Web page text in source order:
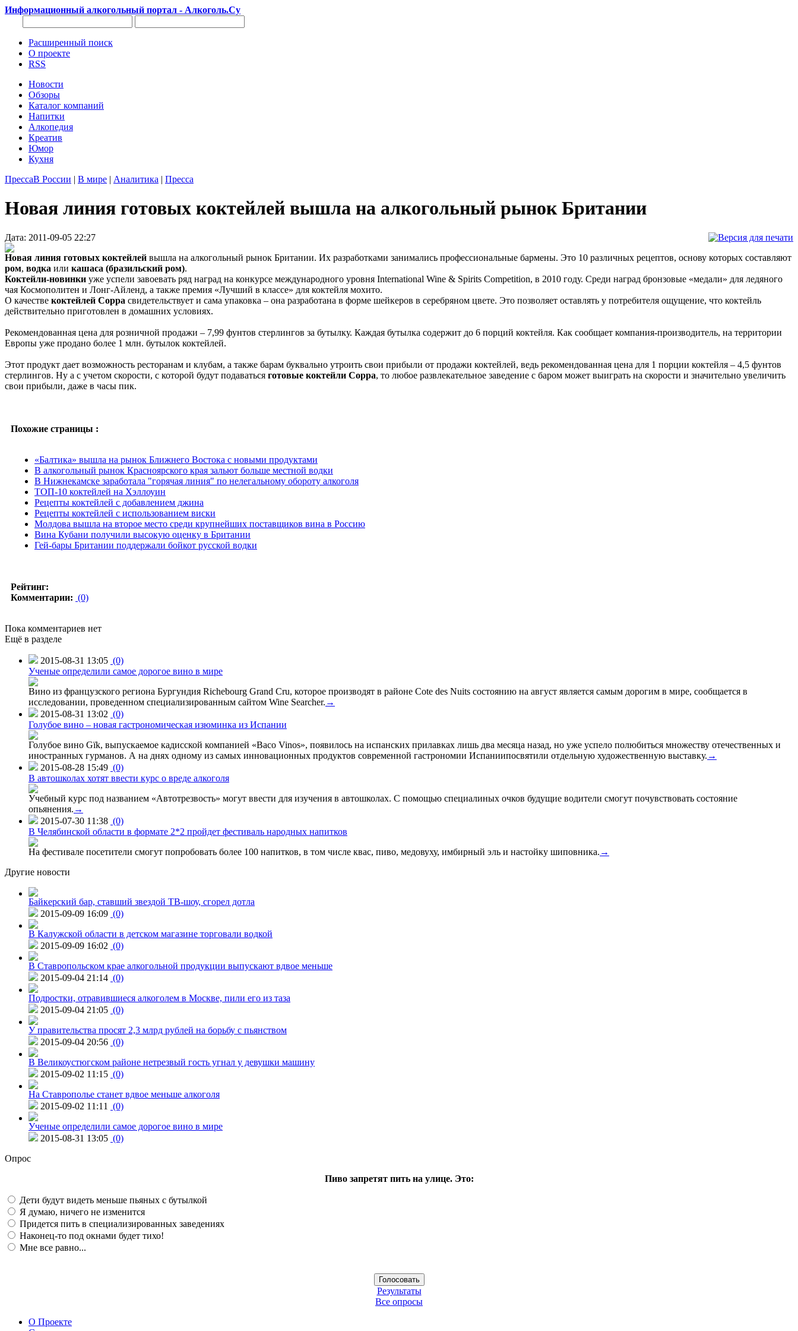
Информационный алкогольный портал - Алкоголь.Су
Расширенный поиск
О проекте
RSS
Новости
Обзоры
Каталог компаний
Напитки
Алкопедия
Креатив
Юмор
Кухня
ПрессаВ России | В мире | Аналитика | Пресса
Новая линия готовых коктейлей вышла на алкогольный рынок Британии
Дата: 2011-09-05 22:27
Новая линия готовых коктейлей вышла на алкогольный рынок Британии. Их разработками занимались профессиональные бармены. Это 10 различных рецептов, основу которых составляют
ром, водка или кашаса (бразильский ром).
Коктейли-новинки уже успели завоевать ряд наград на конкурсе международного уровня International Wine & Spirits Competition, в 2010 году. Среди наград бронзовые «медали» для ледяного
чая Космополитен и Лонг-Айленд, а также премия «Лучший в классе» для коктейля мохито.
О качестве коктейлей Coppa свидетельствует и сама упаковка – она разработана в форме шейкеров в серебряном цвете. Это позволяет оставлять у потребителя ощущение, что коктейль
действительно приготовлен в домашних условиях.
Рекомендованная цена для розничной продажи – 7,99 фунтов стерлингов за бутылку. Каждая бутылка содержит до 6 порций коктейля. Как сообщает компания-производитель, на территории
Европы уже продано более 1 млн. бутылок коктейлей.
Этот продукт дает возможность ресторанам и клубам, а также барам буквально утроить свои прибыли от продажи коктейлей, ведь рекомендованная цена для 1 порции коктейля – 4,5 фунтов
стерлингов. Ну а с учетом скорости, с которой будут подаваться готовые коктейли Coppa, то любое развлекательное заведение с баром может выиграть на скорости и значительно увеличить
свои прибыли, даже в часы пик.
Похожие страницы :
«Балтика» вышла на рынок Ближнего Востока с новыми продуктами
В алкогольный рынок Красноярского края зальют больше местной водки
В Нижнекамске заработала "горячая линия" по нелегальному обороту алкоголя
ТОП-10 коктейлей на Хэллоуин
Рецепты коктейлей с добавлением джина
Рецепты коктейлей с использованием виски
Молдова вышла на второе место среди крупнейших поставщиков вина в Россию
Вина Кубани получили высокую оценку в Британии
Гей-бары Британии поддержали бойкот русской водки
Рейтинг:
Комментарии: (0)
Пока комментариев нет
Ещё в разделе
2015-08-31 13:05 (0)
Ученые определили самое дорогое вино в мире
Вино из французского региона Бургундия Richebourg Grand Cru, которое производят в районе Cote des Nuits состоянию на август является самым дорогим в мире, сообщается в
исследовании, проведенном специализированным сайтом Wine Searcher. →
2015-08-31 13:02 (0)
Голубое вино – новая гастрономическая изюминка из Испании
Голубое вино Gïk, выпускаемое кадисской компанией «Baco Vinos», появилось на испанских прилавках лишь два месяца назад, но уже успело полюбиться множеству отечественных и
иностранных гурманов. А на днях одному из самых инновационных продуктов современной гастрономии Испаниипосвятили отдельную художественную выставку. →
2015-08-28 15:49 (0)
В автошколах хотят ввести курс о вреде алкоголя
Учебный курс под названием «Автотрезвость» могут ввести для изучения в автошколах. С помощью специалиных очков будущие водители смогут почувствовать состояние
опьянения. →
2015-07-30 11:38 (0)
В Челябинской области в формате 2*2 пройдет фестиваль народных напитков
На фестивале посетители смогут попробовать более 100 напитков, в том числе квас, пиво, медовуху, имбирный эль и настойку шиповника. →
Другие новости
Байкерский бар, ставший звездой ТВ-шоу, сгорел дотла
2015-09-09 16:09 (0)
В Калужской области в детском магазине торговали водкой
2015-09-09 16:02 (0)
В Ставропольском крае алкогольной продукции выпускают вдвое меньше
2015-09-04 21:14 (0)
Подростки, отравившиеся алкоголем в Москве, пили его из таза
2015-09-04 21:05 (0)
У правительства просят 2,3 млрд рублей на борьбу с пьянством
2015-09-04 20:56 (0)
В Великоустюгском районе нетрезвый гость угнал у девушки машину
2015-09-02 11:15 (0)
На Ставрополье станет вдвое меньше алкоголя
2015-09-02 11:11
(0)
Ученые определили самое дорогое вино в мире
2015-08-31 13:05 (0)
Опрос
Пиво запретят пить на улице. Это:
Дети будут видеть меньше пьяных с бутылкой
Я думаю, ничего не изменится
Придется пить в специализированных заведениях
Наконец-то под окнами будет тихо!
Мне все равно...
Результаты
Все опросы
О Проекте